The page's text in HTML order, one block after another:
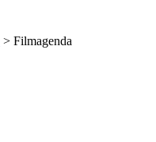
> Filmagenda